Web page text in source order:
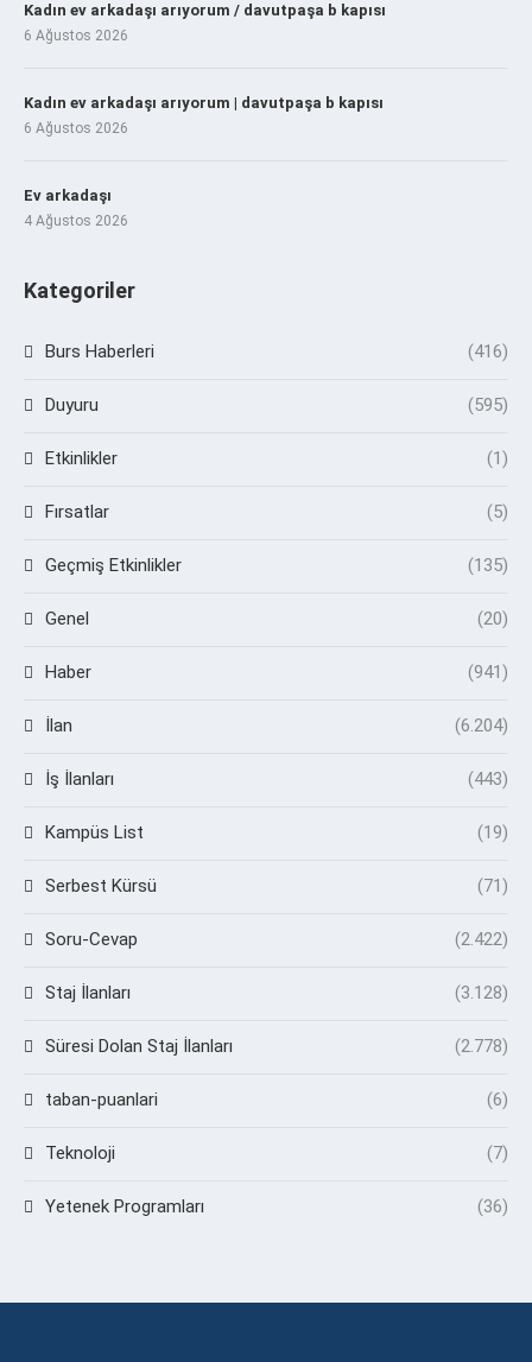
Kadın ev arkadaşı arıyorum / davutpaşa b kapısı
6 Ağustos 2026
Kadın ev arkadaşı arıyorum | davutpaşa b kapısı
6 Ağustos 2026
Ev arkadaşı
4 Ağustos 2026
Kategoriler
Burs Haberleri (416)
Duyuru (595)
Etkinlikler (1)
Fırsatlar (5)
Geçmiş Etkinlikler (135)
Genel (20)
Haber (941)
İlan (6.204)
İş İlanları (443)
Kampüs List (19)
Serbest Kürsü (71)
Soru-Cevap (2.422)
Staj İlanları (3.128)
Süresi Dolan Staj İlanları (2.778)
taban-puanlari (6)
Teknoloji (7)
Yetenek Programları (36)